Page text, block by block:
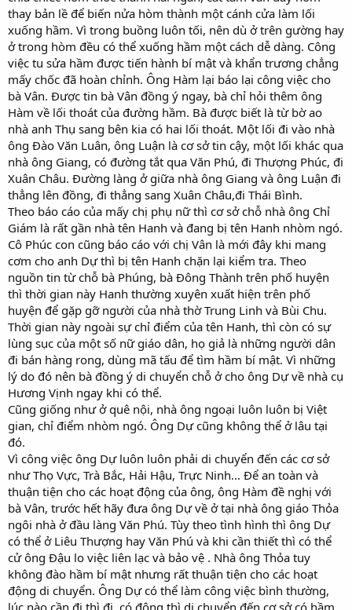
thay bản lề để biến nửa hòm thành một cánh cửa làm lối
xuống hầm. Vì trong buồng luôn tối, nên dù ở trên gường hay
ở trong hòm đều có thể xuống hầm một cách dễ dàng. Công
việc tu sửa hầm được tiến hành bí mật và khẩn trương chẳng
mấy chốc đã hoàn chỉnh. Ông Hàm lại báo lại công việc cho
bà Vân. Được tin bà Vân đồng ý ngay, bà chỉ hỏi thêm ông
Hàm về lối thoát của đường hầm. Bà được biết là từ bờ ao
nhà anh Thụ sang bên kia có hai lối thoát. Một lối đi vào nhà
ông Đào Văn Luân, ông Luận là cơ sở tin cậy, một lối khác qua
nhà ông Giang, có đường tắt qua Văn Phú, đi Thượng Phúc, đi
Xuân Châu. Đường làng ở giữa nhà ông Giang và ông Luận đi
thẳng lên đồng, đi thẳng sang Xuân Châu,đi Thái Bình.
Theo báo cáo của mấy chị phụ nữ thì cơ sở chỗ nhà ông Chỉ
Giám là rất gần nhà tên Hanh và đang bị tên Hanh nhòm ngó.
Cô Phúc con cũng báo cáo với chị Vân là mới đây khi mang
cơm cho anh Dự thì bị tên Hanh chặn lại kiểm tra. Theo
nguồn tin từ chỗ bà Phúng, bà Đông Thành trên phố huyện
thì thời gian này Hanh thường xuyên xuất hiện trên phố
huyện để gặp gỡ người của nhà thờ Trung Linh và Bùi Chu.
Thời gian này ngoài sự chỉ điểm của tên Hanh, thì còn có sự
lùng sục của một số nữ giáo dân, họ giả là những người dân
đi bán hàng rong, dùng mã tấu để tìm hầm bí mật. Vì những
lý do đó nên bà đồng ý di chuyển chỗ ở cho ông Dự về nhà cụ
Hương Vịnh ngay khi có thể.
Cũng giống như ở quê nội, nhà ông ngoại luôn luôn bị Việt
gian, chỉ điểm nhòm ngó. Ông Dự cũng không thể ở lâu tại
đó.
Vì công việc ông Dự luôn luôn phải di chuyển đến các cơ sở
như Thọ Vực, Trà Bắc, Hải Hậu, Trực Ninh... Để an toàn và
thuận tiện cho các hoạt động của ông, ông Hàm đề nghị với
bà Vân, trước hết hãy đưa ông Dự về ở tại nhà ông giáo Thỏa
ngôi nhà ở đầu làng Văn Phú. Tùy theo tình hình thì ông Dự
có thể ở Liêu Thượng hay Văn Phú và khi cần thiết thì có thể
cử ông Đậu lo việc liên lạc và bảo vệ . Nhà ông Thỏa tuy
không đào hầm bí mật nhưng rất thuận tiện cho các hoạt
động di chuyển. Ông Dự có thể làm công việc bình thường,
lúc nào cần đi thì đi, có động thì di chuyển đến cơ sở có hầm